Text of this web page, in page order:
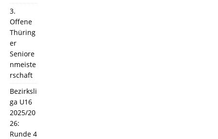
3.
Offene
Thüring
er
Seniore
nmeiste
rschaft
Bezirksli
ga U16
2025/20
26:
Runde 4